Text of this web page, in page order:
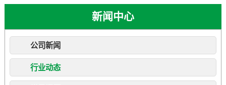
新闻中心
公司新闻
行业动态